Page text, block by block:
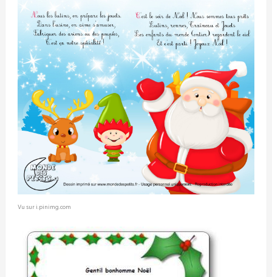
Vu sur i.pinimg.com